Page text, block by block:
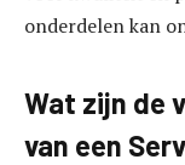
onderdelen kan
Wat zijn de
van een